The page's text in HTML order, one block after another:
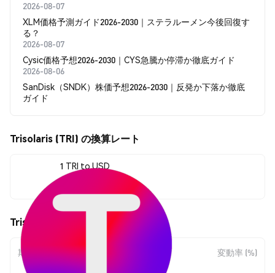
2026-08-07
XLM価格予測ガイド2026-2030｜ステラルーメン今後回復す
る？
2026-08-07
Cysic価格予想2026-2030｜CYS急騰か停滞か徹底ガイド
2026-08-06
SanDisk（SNDK）株価予想2026-2030｜反発か下落か徹底
ガイド
Trisolaris (TRI) の換算レート
1 TRI to USD
Trisolaris (TRI) の価格変動
期間 変動率 (%)